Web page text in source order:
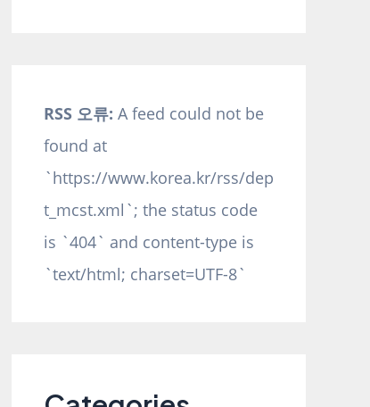
RSS 오류: A feed could not be
found at
`https://www.korea.kr/rss/dep
t_mcst.xml`; the status code
is `404` and content-type is
`text/html; charset=UTF-8`